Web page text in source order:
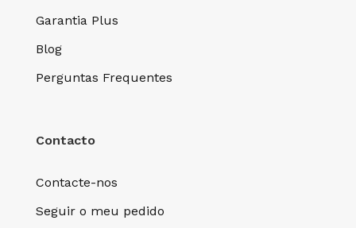
Garantia Plus
Blog
Perguntas Frequentes
Contacto
Contacte-nos
Seguir o meu pedido